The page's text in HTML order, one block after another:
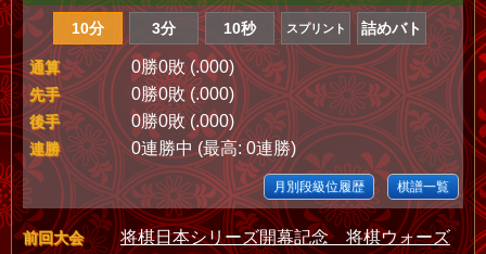
10分 3分 10秒 スプリント 詰めバト
通算 0勝0敗 (.000)
先手 0勝0敗 (.000)
後手 0勝0敗 (.000)
連勝 0連勝中 (最高: 0連勝)
月別段級位履歴 棋譜一覧
前回大会
将棋日本シリーズ開幕記念 将棋ウォーズ